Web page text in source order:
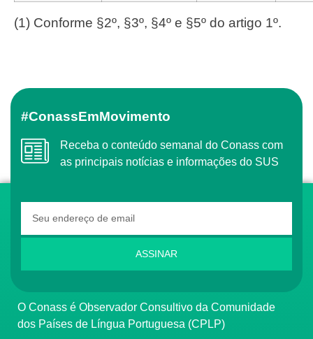
(1) Conforme §2º, §3º, §4º e §5º do artigo 1º.
#ConassEmMovimento
Receba o conteúdo semanal do Conass com
as principais notícias e informações do SUS
ASSINAR
O Conass é Observador Consultivo da Comunidade
dos Países de Língua Portuguesa (CPLP)